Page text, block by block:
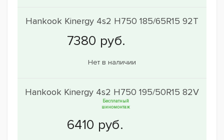
Hankook Kinergy 4s2 H750 185/65R15 92T
Нет в наличии
Hankook Kinergy 4s2 H750 195/50R15 82V
Бесплатный
шиномонтаж